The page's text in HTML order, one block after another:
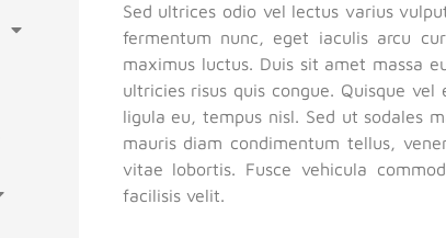
Sed ultrices odio vel lectus varius
fermentum nunc, eget iaculis arcu
maximus luctus. Duis sit amet massa
ultricies risus quis congue. Quisque
ligula eu, tempus nisl. Sed ut sodales
mauris diam condimentum tellus,
vitae lobortis. Fusce vehicula
facilisis velit.